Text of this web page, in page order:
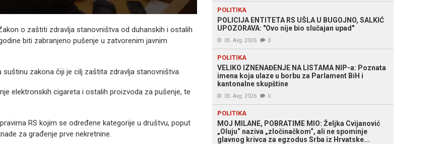
o zaštiti zdravlja stanovništva od duhanskih i ostalih
biti zabranjeno pušenje u zatvorenim javnim
zakona čiji je cilj zaštita zdravlja stanovništva.
elektronskih cigareta i ostalih proizvoda za pušenje, te
RS kojim se određene kategorije u društvu, poput
za građenje prve nekretnine.
POLITIKA
POLICIJA ENTITETA RS UŠLA U BUGOJNO, SALKIĆ
UPOZORAVA: "Ovo nije bio slučajan upad"
05. Avg. 2026 0
POLITIKA
VELIKO IZNENAĐENJE NA LISTAMA NIP-a: Poznata
imena koja ulaze u borbu za Parlament BiH i
kantonalne skupštine
05. Avg. 2026 0
POLITIKA
MOJ MILANE, POBRATIME MIO: Željka Cvijanović
„Oluju“ naziva „zločinačkom“, ali ne spominje
glavnog krivca za egzodus Srba iz Hrvatske...